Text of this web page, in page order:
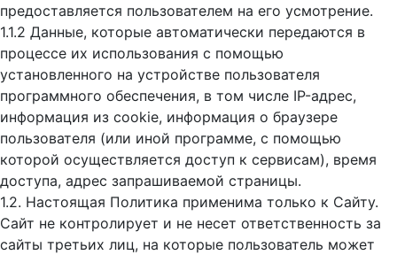
предоставляется пользователем на его усмотрение.
1.1.2 Данные, которые автоматически передаются в
процессе их использования с помощью
установленного на устройстве пользователя
программного обеспечения, в том числе IP-адрес,
информация из cookie, информация о браузере
пользователя (или иной программе, с помощью
которой осуществляется доступ к cервисам), время
доступа, адрес запрашиваемой страницы.
1.2. Настоящая Политика применима только к Сайту.
Сайт не контролирует и не несет ответственность за
сайты третьих лиц, на которые пользователь может